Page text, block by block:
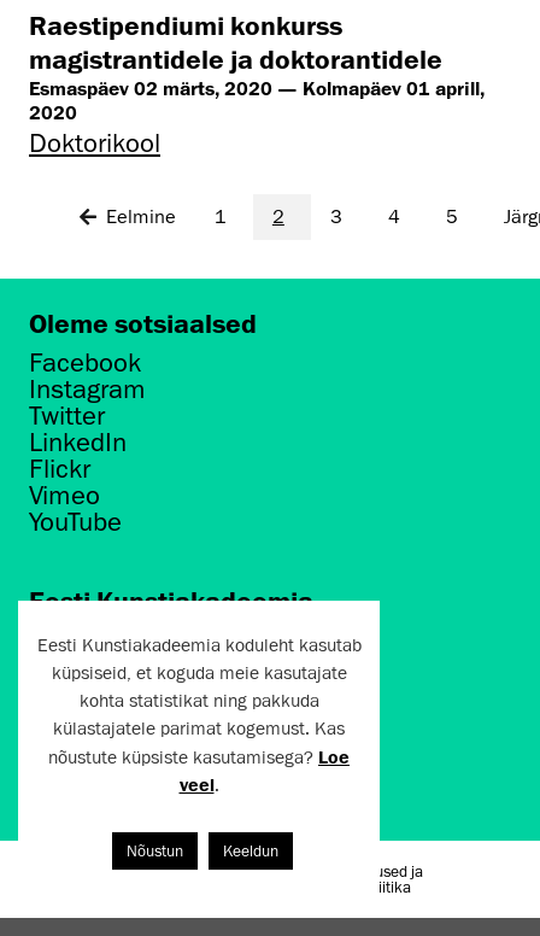
Raestipendiumi konkurss
magistrantidele ja doktorantidele
Esmaspäev 02 märts, 2020 — Kolmapäev 01 aprill,
2020
Doktorikool
Eelmine 1 2 3 4 5
Oleme sotsiaalsed
Facebook
Instagram
Twitter
LinkedIn
Flickr
Vimeo
YouTube
Eesti Kunstiakadeemia
Põhja puiestee 7
Tallinn 10412
artun@artun.ee
+372 6267301
Liitu uudiskirjaga!
Kasutustingimused ja
privaatsuspoliitika
Eesti Kunstiakadeemia koduleht kasutab
küpsiseid, et koguda meie kasutajate
kohta statistikat ning pakkuda
külastajatele parimat kogemust. Kas
nõustute küpsiste kasutamisega? Loe
veel.
Nõustun Keeldun